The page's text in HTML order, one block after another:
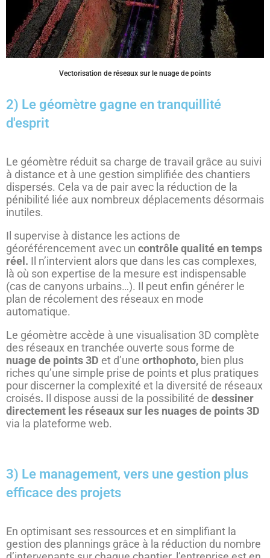
Vectorisation de réseaux sur le nuage de points
2) Le géomètre gagne en tranquillité
d'esprit
Le géomètre réduit sa charge de travail grâce au suivi
à distance et à une gestion simplifiée des chantiers
dispersés. Cela va de pair avec la réduction de la
pénibilité liée aux nombreux déplacements désormais
inutiles.
Il supervise à distance les actions de
géoréférencement avec un contrôle qualité en temps
réel. Il n’intervient alors que dans les cas complexes,
là où son expertise de la mesure est indispensable
(cas de canyons urbains…). Il peut enfin générer le
plan de récolement des réseaux en mode
automatique.
Le géomètre accède à une visualisation 3D complète
des réseaux en tranchée ouverte sous forme de
nuage de points 3D et d’une orthophoto, bien plus
riches qu’une simple prise de points et plus pratiques
pour discerner la complexité et la diversité de réseaux
croisés. Il dispose aussi de la possibilité de dessiner
directement les réseaux sur les nuages de points 3D
via la plateforme web.
3) Le management, vers une gestion plus
efficace des projets
En optimisant ses ressources et en simplifiant la
gestion des plannings grâce à la réduction du nombre